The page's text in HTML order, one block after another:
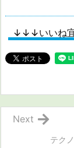
↓↓↓いいね
テク
Next